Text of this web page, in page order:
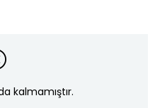
kalmamıştır.